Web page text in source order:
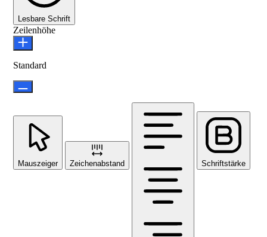
Lesbare Schrift
Zeilenhöhe
Standard
Mauszeiger Zeichenabstand Schriftstärke